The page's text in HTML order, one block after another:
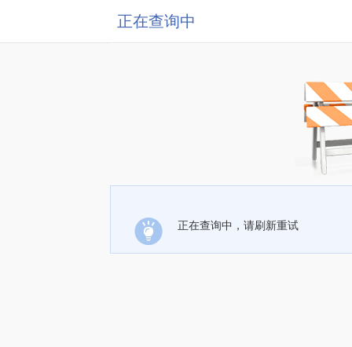
正在查询中
正在查询中，请刷新重试